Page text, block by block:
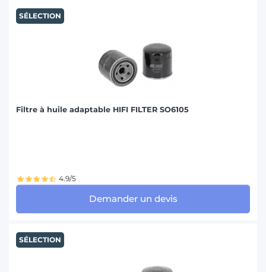
SÉLECTION
Filtre à huile adaptable HIFI FILTER SO6105
4.9/5
Demander un devis
SÉLECTION